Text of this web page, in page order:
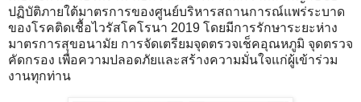
ปฏิบัติภายใต้มาตรการของศูนย์บริหารสถานการณ์แพร่ระบาด
ของโรคติดเชื้อไวรัสโคโรนา 2019 โดยมีการรักษาระยะห่าง
มาตรการสุขอนามัย การจัดเตรียมจุดตรวจเช็คอุณหภูมิ จุดตรวจ
คัดกรอง เพื่อความปลอดภัยและสร้างความมั่นใจแก่ผู้เข้าร่วม
งานทุกท่าน